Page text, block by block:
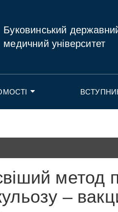
Буковинський
медичний університет
метод
–